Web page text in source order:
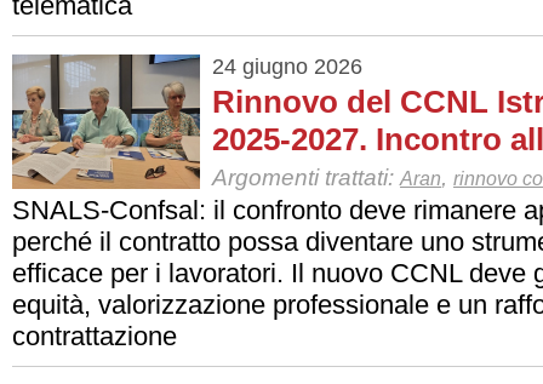
24 giugno 2026
Rinnovo del CCNL
2025-2027. Incontro
Argomenti trattati: Aran, rinnovo
SNALS-Confsal: il confronto deve rimanere
perché il contratto possa diventare uno
efficace per i lavoratori. Il nuovo CCNL deve
equità, valorizzazione professionale e un
contrattazione